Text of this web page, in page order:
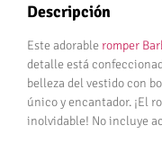
Descripción
Este adorable romper
detalle está
belleza del vestido con
único y encantador. ¡El
inolvidable! No incluye